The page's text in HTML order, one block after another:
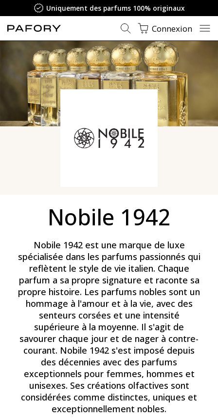
Uniquement des parfums 100% originaux
Connexion
Nobile 1942
Nobile 1942 est une marque de luxe
spécialisée dans les parfums passionnés qui
reflètent le style de vie italien. Chaque
parfum a sa propre signature et raconte sa
propre histoire. Les parfums nobles sont un
hommage à l'amour et à la vie, avec des
senteurs corsées et une intensité
supérieure à la moyenne. Il s'agit de
savourer chaque jour et de nager à contre-
courant. Nobile 1942 s'est imposé depuis
des décennies avec des parfums
exceptionnels pour femmes, hommes et
unisexes. Ses créations olfactives sont
considérées comme distinctes, uniques et
exceptionnellement nobles.